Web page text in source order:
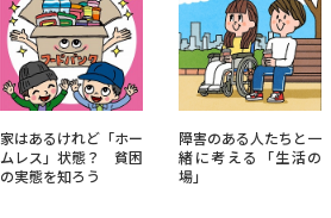
家はあるけれど「ホー
ムレス」状態？ 貧困
の実態を知ろう
障害のある人たちと一
緒に考える「生活の
場」